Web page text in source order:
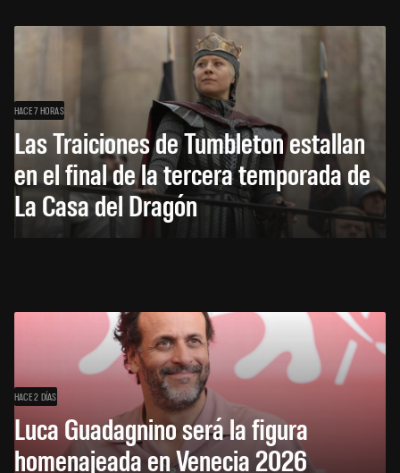
HACE 7 HORAS
Las Traiciones de Tumbleton estallan
en el final de la tercera temporada de
La Casa del Dragón
HACE 2 DÍAS
Luca Guadagnino será la figura
homenajeada en Venecia 2026